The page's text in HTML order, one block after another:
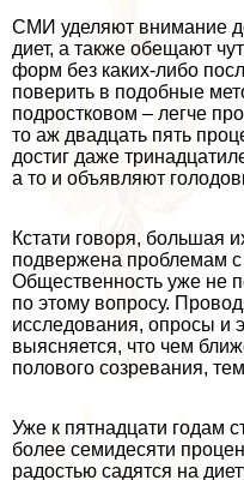
СМИ уделяют внимание
диет, а также обещают
форм без каких-либо
поверить в подобные
подростковом – легче
то аж двадцать пять
достиг даже
а то и объявляют
Кстати говоря, большая
подвержена проблемам
Общественность уже не
по этому вопросу.
исследования, опросы и
выясняется, что чем
пoлoвoго созревания,
Уже к пятнадцати годам
более семидесяти
радостью садятся на